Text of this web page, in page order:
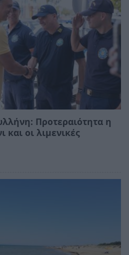
Προτεραιότητα η
και οι λιμενικές